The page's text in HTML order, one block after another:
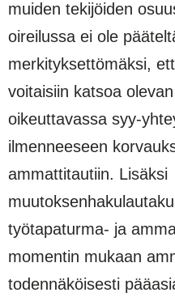
muiden tekijöiden
oireilussa ei ole
merkityksettömäksi,
voitaisiin katsoa
oikeuttavassa syy-
ilmenneeseen
ammattitautiin. Lisäksi
työtapaturma- ja
momentin mukaan
todennäköisesti